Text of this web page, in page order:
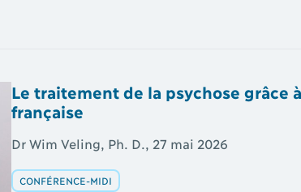
Le traitement de la psychose grâce
française
Dr Wim Veling, Ph. D., 27 mai 2026
CONFÉRENCE-MIDI